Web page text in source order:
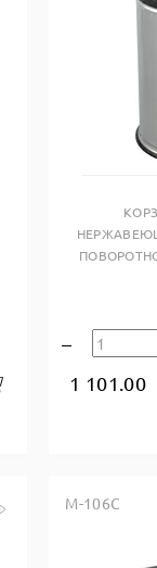
В корзину1 101.00
M-106С